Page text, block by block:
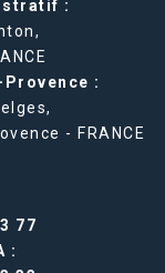
:
:
- FRANCE
77
: